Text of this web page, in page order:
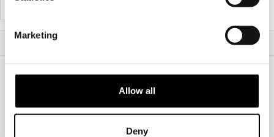
Marketing
Allow all
Deny
PRODUKT ANSEHEN
Nach Marke einkaufen Rosenkranz-Nonnenmaske
ROSSBRITANNIEN